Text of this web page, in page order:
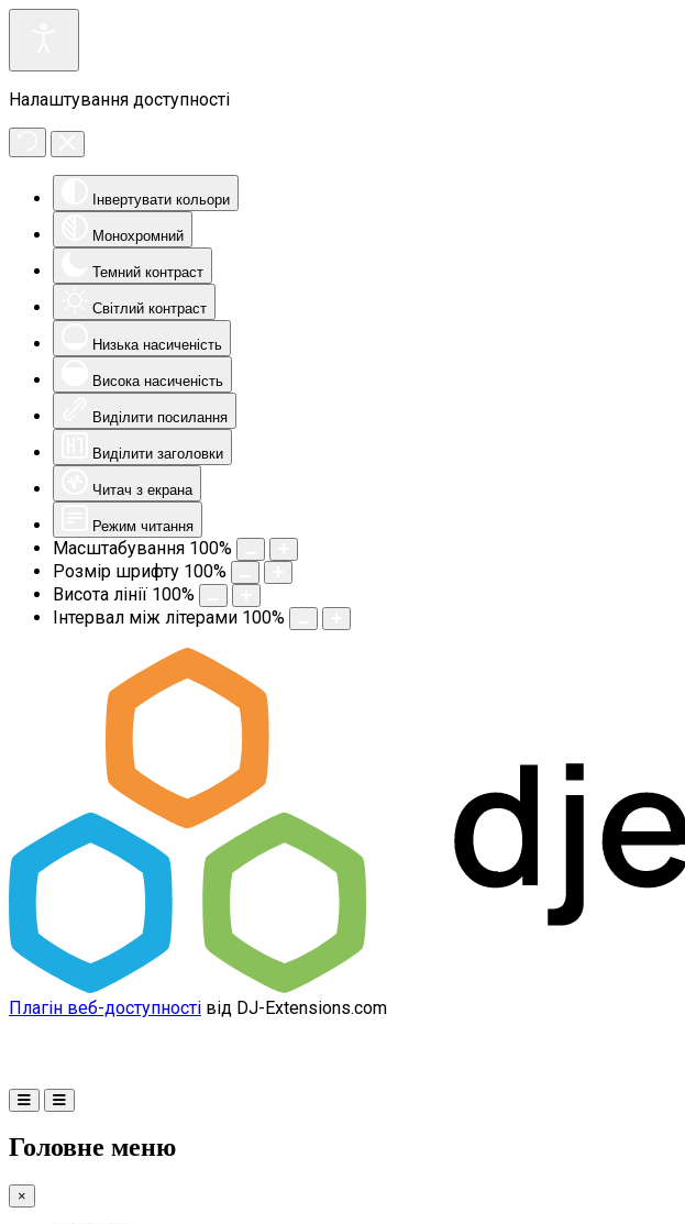
Налаштування доступності
Інвертувати кольори
Монохромний
Темний контраст
Світлий контраст
Низька насиченість
Висока насиченість
Виділити посилання
Виділити заголовки
Читач з екрана
Режим читання
Масштабування 100%
Розмір шрифту 100%
Висота лінії 100%
Інтервал між літерами 100%
Плагін веб-доступності від DJ-Extensions.com
Головне меню
×